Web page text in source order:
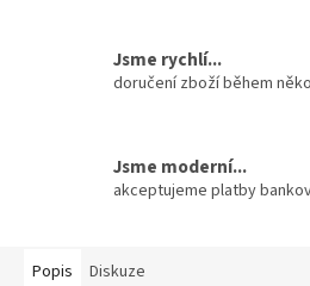
Jsme rychlí...
doručení zboží během
Jsme moderní...
akceptujeme platby
Popis Diskuze